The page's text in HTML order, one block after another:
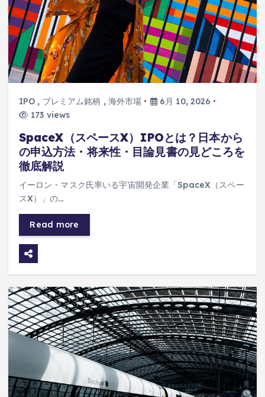
IPO , プレミアム銘柄 , 海外市場
6月 10, 2026
173 views
SpaceX（スペースX）IPOとは？日本から
の申込方法・将来性・目論見書の見どころを
徹底解説
イーロン・マスク氏率いる宇宙開発企業「SpaceX（スペー
スX）」の…
Read more